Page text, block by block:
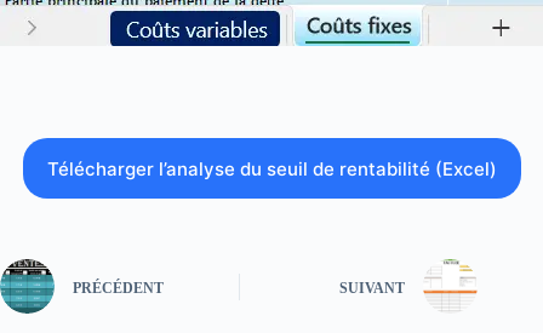
Télécharger l’analyse du seuil de rentabilité (Excel)
PRÉCÉDENT SUIVANT